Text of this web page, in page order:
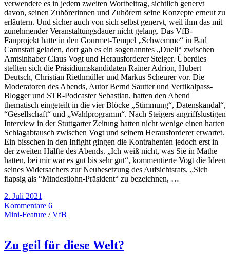
verwendete es in jedem zweiten Wortbeitrag, sichtlich genervt
davon, seinen Zuhörerinnen und Zuhörern seine Konzepte erneut zu
erläutern. Und sicher auch von sich selbst genervt, weil ihm das mit
zunehmender Veranstaltungsdauer nicht gelang. Das VfB-
Fanprojekt hatte in den Gourmet-Tempel „Schwemme“ in Bad
Cannstatt geladen, dort gab es ein sogenanntes „Duell“ zwischen
Amtsinhaber Claus Vogt und Herausforderer Steiger. Überdies
stellten sich die Präsidiumskandidaten Rainer Adrion, Hubert
Deutsch, Christian Riethmüller und Markus Scheurer vor. Die
Moderatoren des Abends, Autor Bernd Sautter und Vertikalpass-
Blogger und STR-Podcaster Sebastian, hatten den Abend
thematisch eingeteilt in die vier Blöcke „Stimmung“, Datenskandal“,
“Gesellschaft“ und „Wahlprogramm“. Nach Steigers angriffslustigen
Interview in der Stuttgarter Zeitung hatten nicht wenige einen harten
Schlagabtausch zwischen Vogt und seinem Herausforderer erwartet.
Ein bisschen in den Infight gingen die Kontrahenten jedoch erst in
der zweiten Hälfte des Abends. „Ich weiß nicht, was Sie in Mathe
hatten, bei mir war es gut bis sehr gut“, kommentierte Vogt die Ideen
seines Widersachers zur Neubesetzung des Aufsichtsrats. „Sich
flapsig als “Mindestlohn-Präsident“ zu bezeichnen, …
2. Juli 2021
Kommentare 6
Mini-Feature /VfB
Zu geil für diese Welt?